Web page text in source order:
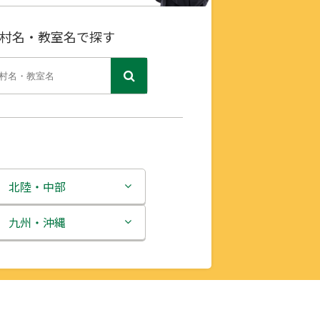
名・教室名で探す
北陸・中部
新潟県
九州・沖縄